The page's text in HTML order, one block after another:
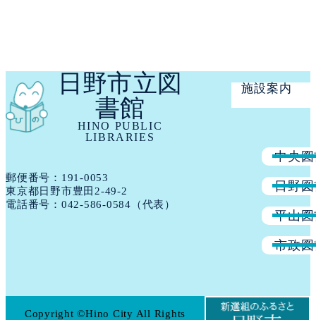
日野市立図
書館
HINO PUBLIC
LIBRARIES
郵便番号：191​-​0053
東京都日野市豊田2-49-2
電話番号： 042-586-0584 （代表）
施設案内
中央
日野
平山
市政
Copyright ©Hino City All Rights